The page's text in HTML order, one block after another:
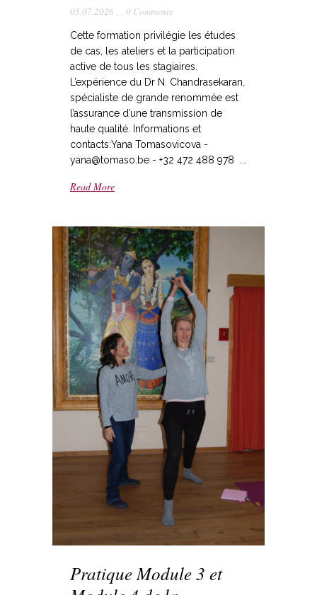
05.07.2026 , , 0 Comments
Cette formation privilégie les études
de cas, les ateliers et la participation
active de tous les stagiaires.
L’expérience du Dr N. Chandrasekaran,
spécialiste de grande renommée est
l’assurance d’une transmission de
haute qualité. Informations et
contacts:Yana Tomasovicova -
yana@tomaso.be - +32 472 488 978 ...
Read More
Pratique Module 3 et